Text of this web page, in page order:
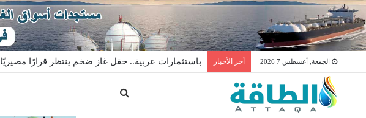
الجمعة, أغسطس 7 2026 أخر الأخبار باستثمارات عربية.. حقل غاز ضخم ينتظر قرارًا مصيريًا